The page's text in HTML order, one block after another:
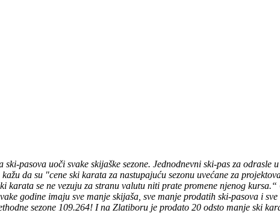
pasova uoči svake skijaške sezone. Jednodnevni ski-pas za odrasle
da su "cene ski karata za nastupajuću sezonu uvećane za
se ne vezuju za stranu valutu niti prate promene njenog
godine imaju sve manje skijaša, sve manje prodatih ski-pasova i
sezone 109.264! I na Zlatiboru je prodato 20 odsto manje ski